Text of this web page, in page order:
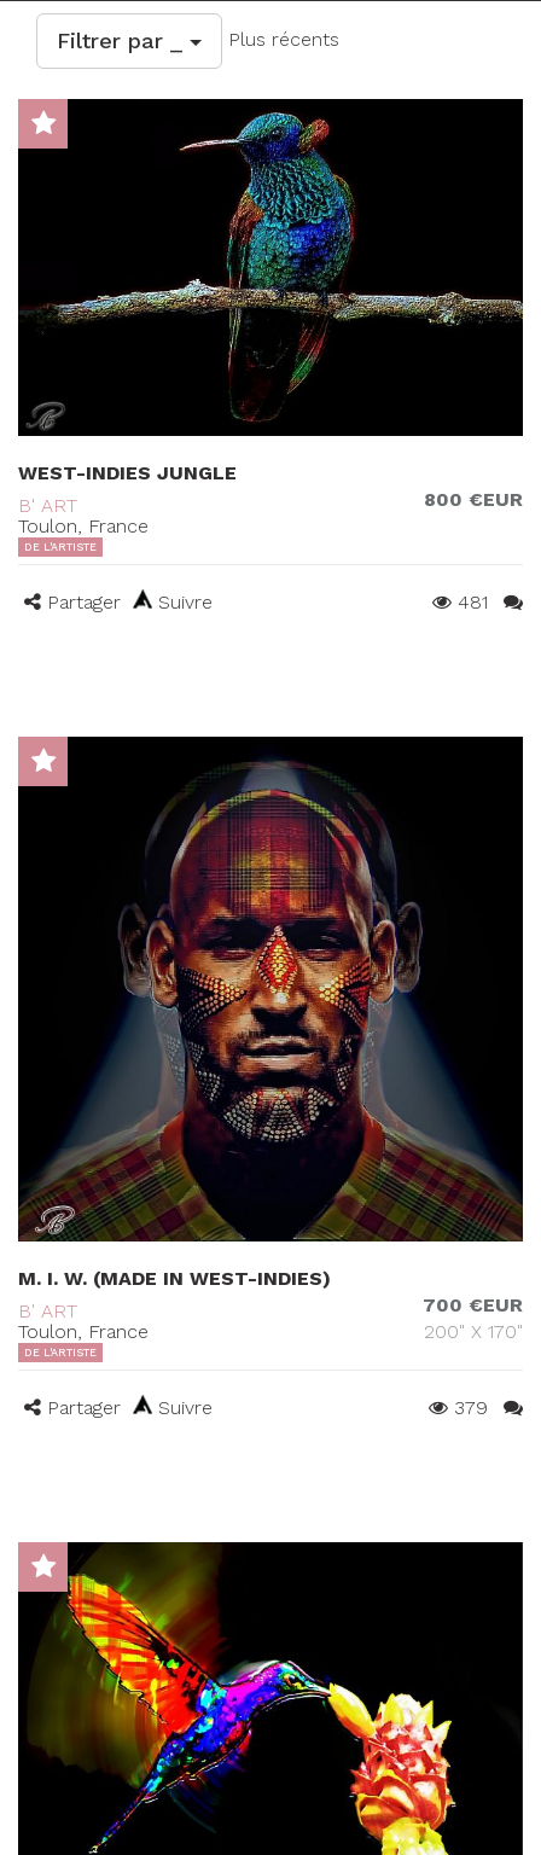
Filtrer par _ Plus récents
WEST-INDIES JUNGLE
B' ART
Toulon, France
800 €EUR
DE L'ARTISTE
Partager Suivre 481
M. I. W. (MADE IN WEST-INDIES)
B' ART
Toulon, France
700 €EUR
200" X 170"
DE L'ARTISTE
Partager Suivre 379